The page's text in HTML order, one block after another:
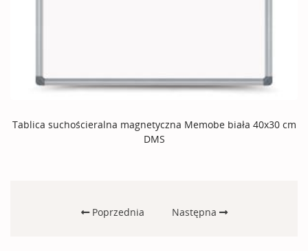
Tablica suchościeralna magnetyczna Memobe biała 40x30 cm
DMS
Poprzednia Następna